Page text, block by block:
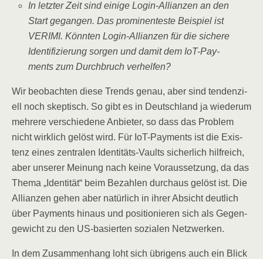
In letz­ter Zeit sind eini­ge Log­in-Alli­an­zen an den
Start gegan­gen. Das pro­mi­nen­tes­te Bei­spiel ist
VERIMI. Könn­ten Log­in-Alli­an­zen für die siche­re
Iden­ti­fi­zie­rung sor­gen und damit dem IoT-Pay­
ments zum Durch­bruch verhelfen?
Wir beob­ach­ten die­se Trends genau, aber sind ten­den­zi­
ell noch skep­tisch. So gibt es in Deutsch­land ja wie­der­um
meh­re­re ver­schie­de­ne Anbie­ter, so dass das Pro­blem
nicht wirk­lich gelöst wird. Für IoT-Pay­ments ist die Exis­
tenz eines zen­tra­len Iden­ti­täts-Vaults sicher­lich hilf­reich,
aber unse­rer Mei­nung nach kei­ne Vor­aus­set­zung, da das
The­ma „Iden­ti­tät“ beim Bezah­len durch­aus gelöst ist. Die
Alli­an­zen gehen aber natür­lich in ihrer Absicht deut­lich
über Pay­ments hin­aus und posi­tio­nie­ren sich als Gegen­
ge­wicht zu den US-basier­ten sozia­len Netzwerken.
In dem Zusam­men­hang loht sich übri­gens auch ein Blick